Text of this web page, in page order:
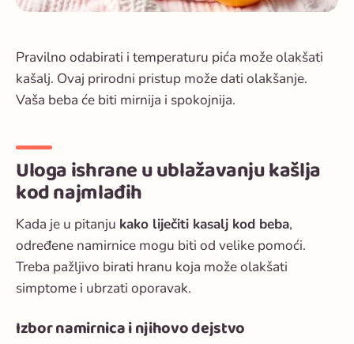
Pravilno odabirati i temperaturu pića može olakšati
kašalj. Ovaj prirodni pristup može dati olakšanje.
Vaša beba će biti mirnija i spokojnija.
Uloga ishrane u ublažavanju kašlja
kod najmlađih
Kada je u pitanju kako liječiti kasalj kod beba,
određene namirnice mogu biti od velike pomoći.
Treba pažljivo birati hranu koja može olakšati
simptome i ubrzati oporavak.
Izbor namirnica i njihovo dejstvo